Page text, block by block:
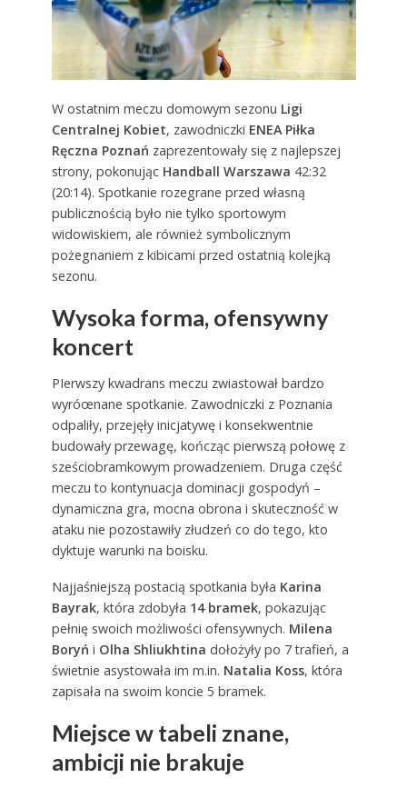
W ostatnim meczu domowym sezonu Ligi
Centralnej Kobiet, zawodniczki ENEA Piłka
Ręczna Poznań zaprezentowały się z najlepszej
strony, pokonując Handball Warszawa 42:32
(20:14). Spotkanie rozegrane przed własną
publicznością było nie tylko sportowym
widowiskiem, ale również symbolicznym
pożegnaniem z kibicami przed ostatnią kolejką
sezonu.
Wysoka forma, ofensywny
koncert
PIerwszy kwadrans meczu zwiastował bardzo
wyróœnane spotkanie. Zawodniczki z Poznania
odpaliły, przejęły inicjatywę i konsekwentnie
budowały przewagę, kończąc pierwszą połowę z
sześciobramkowym prowadzeniem. Druga część
meczu to kontynuacja dominacji gospodyń –
dynamiczna gra, mocna obrona i skuteczność w
ataku nie pozostawiły złudzeń co do tego, kto
dyktuje warunki na boisku.
Najjaśniejszą postacią spotkania była Karina
Bayrak, która zdobyła 14 bramek, pokazując
pełnię swoich możliwości ofensywnych. Milena
Boryń i Olha Shliukhtina dołożyły po 7 trafień, a
świetnie asystowała im m.in. Natalia Koss, która
zapisała na swoim koncie 5 bramek.
Miejsce w tabeli znane,
ambicji nie brakuje